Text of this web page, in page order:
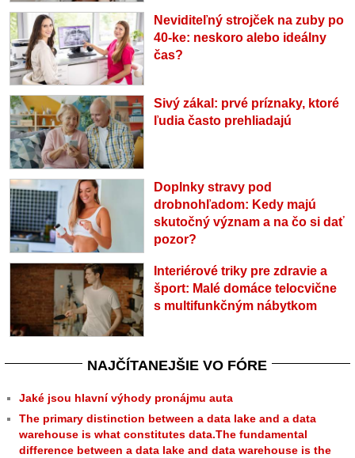
Neviditeľný strojček na zuby po
40-ke: neskoro alebo ideálny
čas?
Sivý zákal: prvé príznaky, ktoré
ľudia často prehliadajú
Doplnky stravy pod
drobnohľadom: Kedy majú
skutočný význam a na čo si dať
pozor?
Interiérové triky pre zdravie a
šport: Malé domáce telocvične
s multifunkčným nábytkom
NAJČÍTANEJŠIE VO FÓRE
Jaké jsou hlavní výhody pronájmu auta
The primary distinction between a data lake and a data
warehouse is what constitutes data.The fundamental
difference between a data lake and data warehouse is the